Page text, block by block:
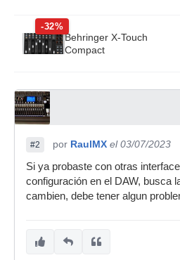
-32%
Behringer X-Touch
Compact
#2 por RaulMX el 03/07/2023
Si ya probaste con otras
configuración en el DAW, busca
cambien, debe tener algun